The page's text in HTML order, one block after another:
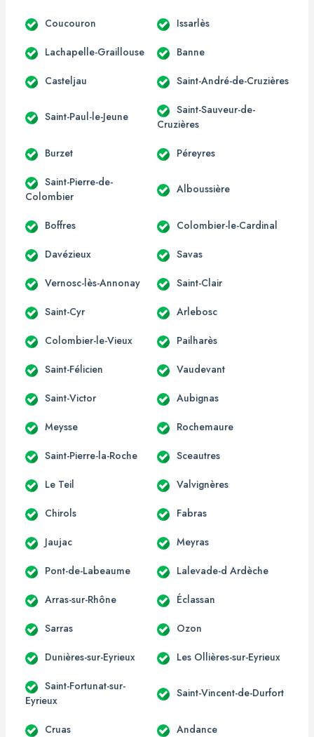
Coucouron Issarlès
Lachapelle-Graillouse Banne
Casteljau Saint-André-de-Cruzières
Saint-Paul-le-Jeune
Saint-Sauveur-de-
Cruzières
Burzet Péreyres
Saint-Pierre-de-
Colombier
Alboussière
Boffres Colombier-le-Cardinal
Davézieux Savas
Vernosc-lès-Annonay Saint-Clair
Saint-Cyr Arlebosc
Colombier-le-Vieux Pailharès
Saint-Félicien Vaudevant
Saint-Victor Aubignas
Meysse Rochemaure
Saint-Pierre-la-Roche Sceautres
Le Teil Valvignères
Chirols Fabras
Jaujac Meyras
Pont-de-Labeaume Lalevade-d Ardèche
Arras-sur-Rhône Éclassan
Sarras Ozon
Dunières-sur-Eyrieux Les Ollières-sur-Eyrieux
Saint-Fortunat-sur-
Eyrieux
Saint-Vincent-de-Durfort
Cruas Andance